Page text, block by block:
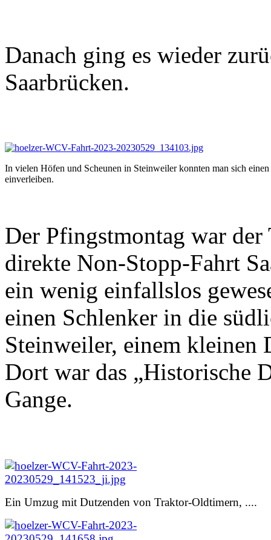
Danach ging es wieder
Saarbrücken.
In vielen Höfen und Scheunen in Steinweiler konnten man sich
einverleiben.
Der Pfingstmontag war der
direkte Non-Stopp-Fahrt
ein wenig einfallslos
einen Schlenker in die
Steinweiler, einem kleinen
Dort war das „Historische
Gange.
Ein Umzug mit Dutzenden von Traktor-Oldtimern, ....